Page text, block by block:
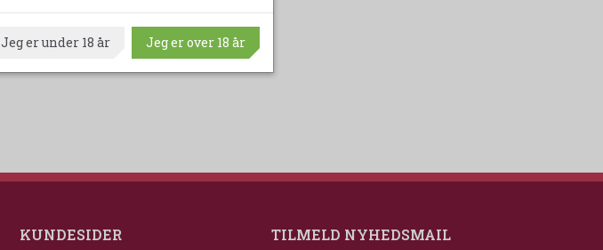
KUNDESIDER TILMELD NYHEDSMAIL
Jeg er under 18 år Jeg er over 18 år